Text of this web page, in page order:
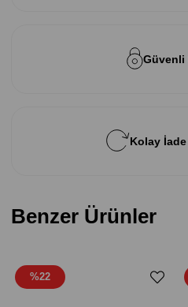
Güvenli
Kolay
Benzer Ürünler
%22